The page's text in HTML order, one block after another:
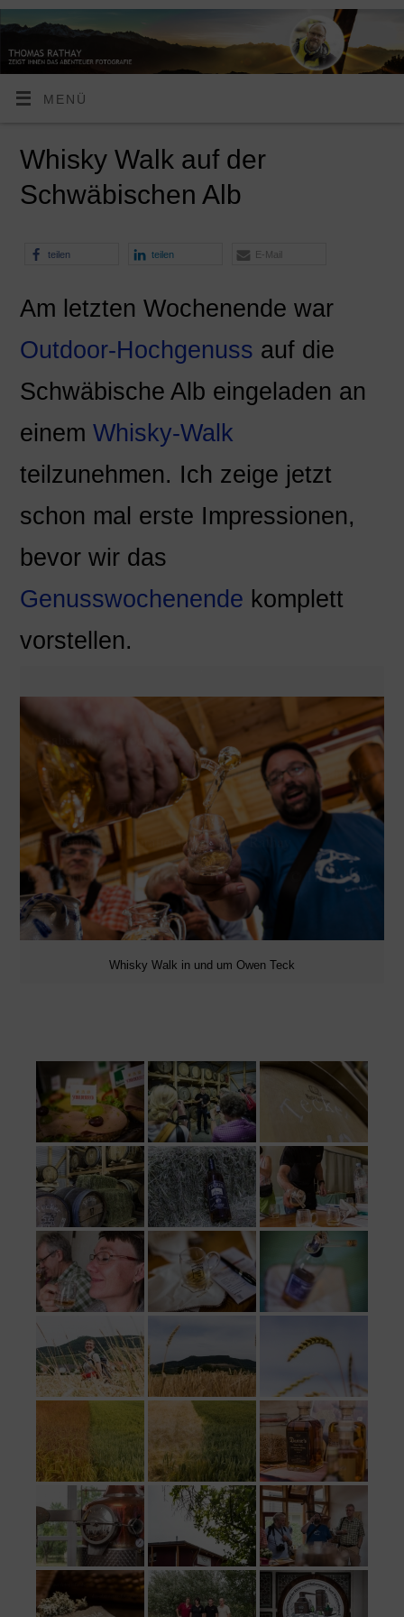
MENÜ
Whisky Walk auf der
Schwäbischen Alb
teilen teilen E-Mail
Am letzten Wochenende war
Outdoor-Hochgenuss auf die
Schwäbische Alb eingeladen an
einem Whisky-Walk
teilzunehmen. Ich zeige jetzt
schon mal erste Impressionen,
bevor wir das
Genusswochenende komplett
vorstellen.
Whisky Walk in und um Owen Teck